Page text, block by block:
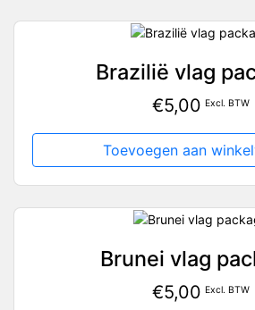
Brazilië vlag
€5,00 Excl. BTW
Toevoegen aan
Brunei vlag
€5,00 Excl. BTW